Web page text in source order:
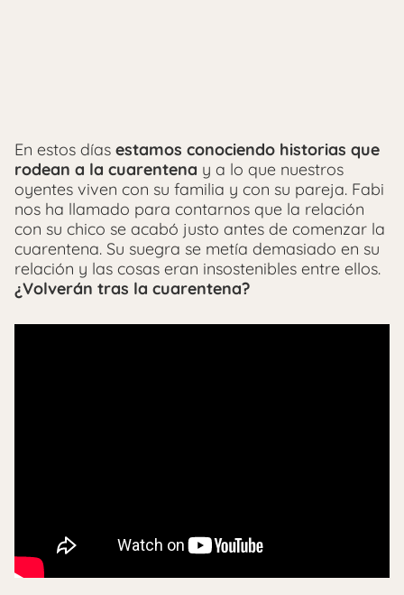
En estos días estamos conociendo historias que
rodean a la cuarentena y a lo que nuestros
oyentes viven con su familia y con su pareja. Fabi
nos ha llamado para contarnos que la relación
con su chico se acabó justo antes de comenzar la
cuarentena. Su suegra se metía demasiado en su
relación y las cosas eran insostenibles entre ellos.
¿Volverán tras la cuarentena?